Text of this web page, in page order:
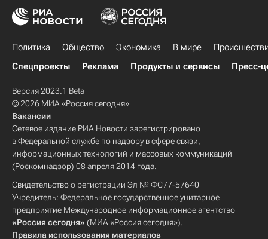
Политика Общество Экономика В мире
Спецпроекты
Реклама Продукты и сервисы Пресс-
Версия 2023.1 Beta
© 2026 МИА «Россия сегодня»
Вакансии
Сетевое издание РИА Новости зарегистрировано
в Федеральной службе по надзору в сфере связи,
информационных технологий и массовых коммуникаций
(Роскомнадзор) 08 апреля 2014 года.
Свидетельство о регистрации Эл № ФС77-57640
Учредитель: Федеральное государственное унитарное
предприятие Международное информационное агентство
«Россия сегодня» (МИА «Россия сегодня»).
Правила использования материалов